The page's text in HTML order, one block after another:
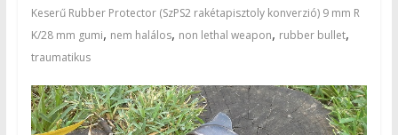
Keserű Rubber Protector (SzPS2 rakétapisztoly konverzió) 9 mm R
K/28 mm gumi, nem halálos, non lethal weapon, rubber bullet,
traumatikus